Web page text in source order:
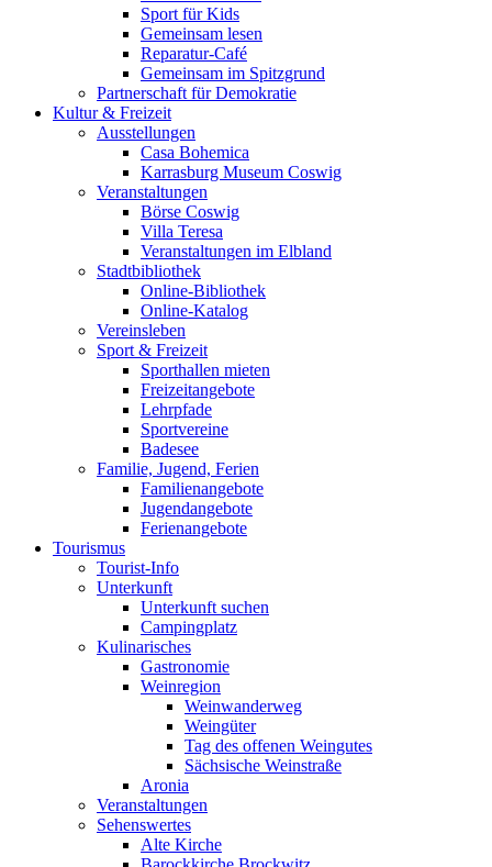
Sport für Kids
Gemeinsam lesen
Reparatur-Café
Gemeinsam im Spitzgrund
Partnerschaft für Demokratie
Kultur & Freizeit
Ausstellungen
Casa Bohemica
Karrasburg Museum Coswig
Veranstaltungen
Börse Coswig
Villa Teresa
Veranstaltungen im Elbland
Stadtbibliothek
Online-Bibliothek
Online-Katalog
Vereinsleben
Sport & Freizeit
Sporthallen mieten
Freizeitangebote
Lehrpfade
Sportvereine
Badesee
Familie, Jugend, Ferien
Familienangebote
Jugendangebote
Ferienangebote
Tourismus
Tourist-Info
Unterkunft
Unterkunft suchen
Campingplatz
Kulinarisches
Gastronomie
Weinregion
Weinwanderweg
Weingüter
Tag des offenen Weingutes
Sächsische Weinstraße
Aronia
Veranstaltungen
Sehenswertes
Alte Kirche